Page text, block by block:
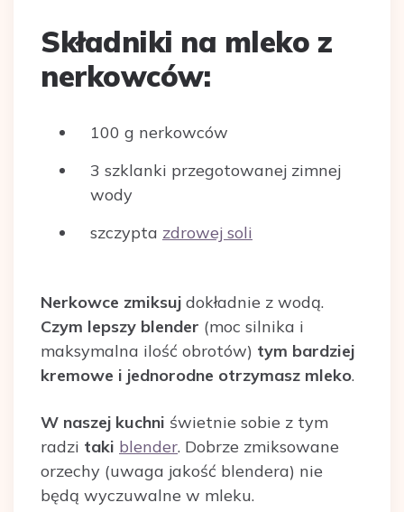
Składniki na mleko z
nerkowców:
100 g nerkowców
3 szklanki przegotowanej zimnej
wody
szczypta zdrowej soli
Nerkowce zmiksuj dokładnie z wodą.
Czym lepszy blender (moc silnika i
maksymalna ilość obrotów) tym bardziej
kremowe i jednorodne otrzymasz mleko.
W naszej kuchni świetnie sobie z tym
radzi taki blender. Dobrze zmiksowane
orzechy (uwaga jakość blendera) nie
będą wyczuwalne w mleku.